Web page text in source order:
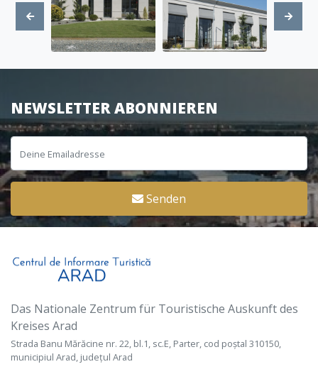
NEWSLETTER ABONNIEREN
Senden
Das Nationale Zentrum für Touristische Auskunft des
Kreises Arad
Strada Banu Mărăcine nr. 22, bl.1, sc.E, Parter, cod poștal 310150,
municipiul Arad, județul Arad